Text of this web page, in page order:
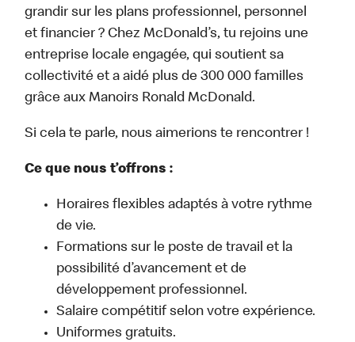
grandir sur les plans professionnel, personnel
et financier ? Chez McDonald’s, tu rejoins une
entreprise locale engagée, qui soutient sa
collectivité et a aidé plus de 300 000 familles
grâce aux Manoirs Ronald McDonald.
Si cela te parle, nous aimerions te rencontrer !
Ce que nous t’offrons :
Horaires flexibles adaptés à votre rythme
de vie.
Formations sur le poste de travail et la
possibilité d’avancement et de
développement professionnel.
Salaire compétitif selon votre expérience.
Uniformes gratuits.